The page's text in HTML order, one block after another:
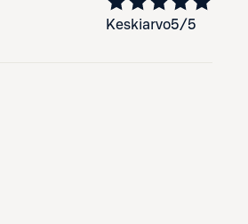
Keskiarvo5/5